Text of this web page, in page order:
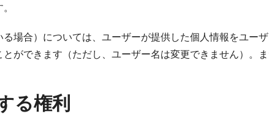
場合）については、ユーザーが提供した個人情報をユー
ができます（ただし、ユーザー名は変更できません）。
る権利